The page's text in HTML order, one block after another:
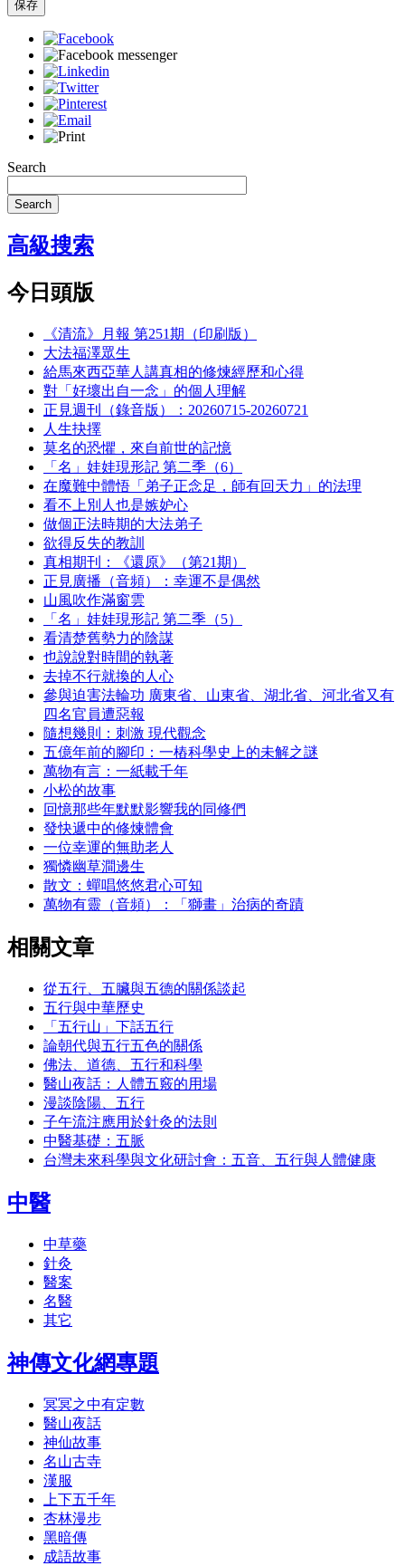
保存
Search
Search
高級搜索
今日頭版
《清流》月報 第251期（印刷版）
大法福澤眾生
給馬來西亞華人講真相的修煉經歷和心得
對「好壞出自一念」的個人理解
正見週刊（錄音版）：20260715-20260721
人生抉擇
莫名的恐懼，來自前世的記憶
「名」娃娃現形記 第二季（6）
在魔難中體悟「弟子正念足，師有回天力」的法理
看不上別人也是嫉妒心
做個正法時期的大法弟子
欲得反失的教訓
真相期刊：《還原》（第21期）
正見廣播（音頻）：幸運不是偶然
山風吹作滿窗雲
「名」娃娃現形記 第二季（5）
看清楚舊勢力的陰謀
也說說對時間的執著
去掉不行就換的人心
參與迫害法輪功 廣東省、山東省、湖北省、河北省又有
四名官員遭惡報
隨想幾則：刺激 現代觀念
五億年前的腳印：一樁科學史上的未解之謎
萬物有言：一紙載千年
小松的故事
回憶那些年默默影響我的同修們
發快遞中的修煉體會
一位幸運的無助老人
獨憐幽草澗邊生
散文：蟬唱悠悠君心可知
萬物有靈（音頻）：「獅畫」治病的奇蹟
相關文章
從五行、五臟與五德的關係談起
五行與中華歷史
「五行山」下話五行
論朝代與五行五色的關係
佛法、道德、五行和科學
醫山夜話：人體五竅的用場
漫談陰陽、五行
子午流注應用於針灸的法則
中醫基礎：五脈
台灣未來科學與文化研討會：五音、五行與人體健康
中醫
中草藥
針灸
醫案
名醫
其它
神傳文化網專題
冥冥之中有定數
醫山夜話
神仙故事
名山古寺
漢服
上下五千年
杏林漫步
黑暗傳
成語故事